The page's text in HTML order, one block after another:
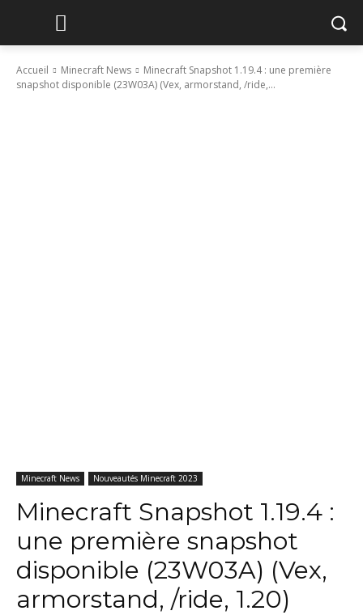
Accueil Minecraft News
Minecraft Snapshot 1.19.4 : une première
snapshot disponible (23W03A) (Vex, armorstand, /ride,...
Minecraft News Nouveautés Minecraft 2023
Minecraft Snapshot 1.19.4 :
une première snapshot
disponible (23W03A) (Vex,
armorstand, /ride, 1.20)